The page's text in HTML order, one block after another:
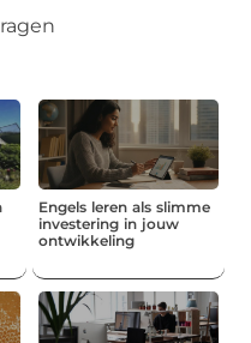
Engels leren als slimme
investering in jouw
ontwikkeling